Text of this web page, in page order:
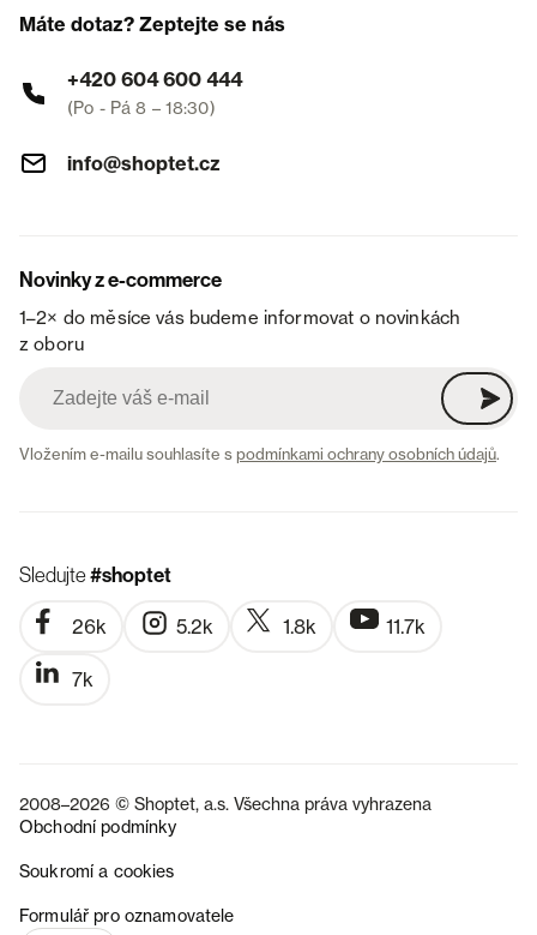
Máte dotaz? Zeptejte se nás
+420 604 600 444
(Po - Pá 8 – 18:30)
info@shoptet.cz
Novinky z e-commerce
1–2× do měsíce vás budeme informovat o novinkách
z oboru
Vložením e-mailu souhlasíte spodmínkami ochrany osobních údajů.
Sledujte#shoptet
26k 5.2k 1.8k 11.7k
7k
2008–2026 © Shoptet, a.s. Všechna práva vyhrazena
Obchodní podmínky
Soukromí a cookies
Formulář pro oznamovatele